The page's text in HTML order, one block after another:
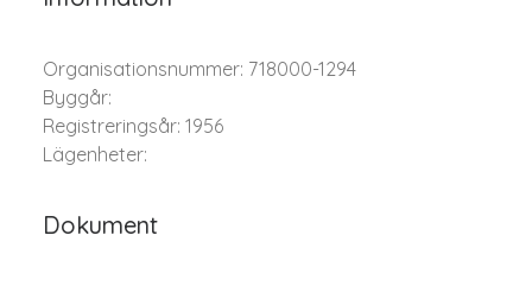
Organisationsnummer: 718000-1294
Byggår:
Registreringsår: 1956
Lägenheter:
Dokument